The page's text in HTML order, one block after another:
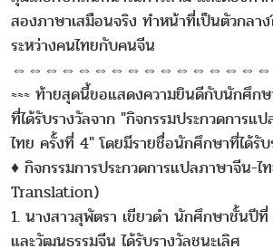
สองภาษาเสมือนจริง ทำหน้าที่เป็นตัวกลา
ระหว่างคนไทยกับคนจีน
≈≈≈ ท้ายสุดนี้ขอแสดงความยินดีกับนักศึก
ที่ได้รับรางวัลจาก "กิจกรรมประกวดการแ
ไทย ครั้งที่ 4" โดยมีรายชื่อนักศึกษาที่ได้รั
♦ กิจกรรมการประกวดการแปลภาษาจีน-
Translation)
1. นางสาวสุพัตรา เขียวดำ นักศึกษาชั้นปี
และวัฒนธรรมจีน ได้รับรางวัลชนะเลิศ